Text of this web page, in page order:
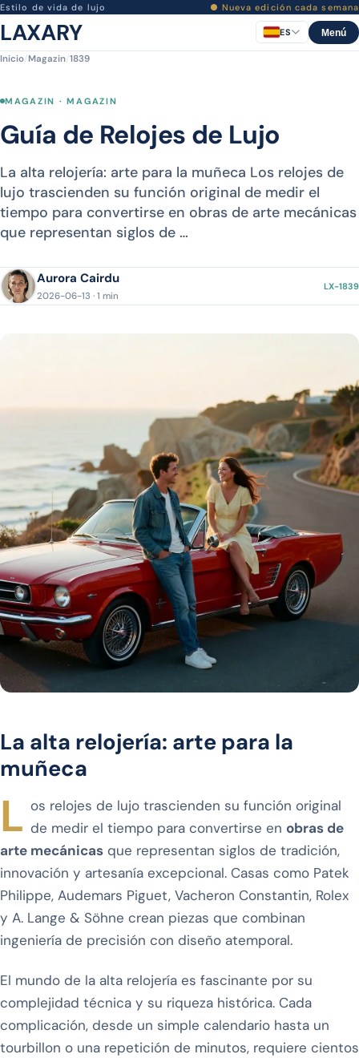
Estilo de vida de lujo ● Nueva edición cada semana
LAXARY ES Menú
Inicio/Magazin/1839
MAGAZIN · MAGAZIN
Guía de Relojes de Lujo
La alta relojería: arte para la muñeca Los relojes de
lujo trascienden su función original de medir el
tiempo para convertirse en obras de arte mecánicas
que representan siglos de …
Aurora Cairdu
2026-06-13 · 1 min
LX-1839
La alta relojería: arte para la
muñeca
L os relojes de lujo trascienden su función original
de medir el tiempo para convertirse en obras de
arte mecánicas que representan siglos de tradición,
innovación y artesanía excepcional. Casas como Patek
Philippe, Audemars Piguet, Vacheron Constantin, Rolex
y A. Lange & Söhne crean piezas que combinan
ingeniería de precisión con diseño atemporal.
El mundo de la alta relojería es fascinante por su
complejidad técnica y su riqueza histórica. Cada
complicación, desde un simple calendario hasta un
tourbillon o una repetición de minutos, requiere cientos